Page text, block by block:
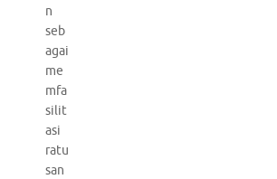
n
seb
agai
me
mfa
silit
asi
ratu
san